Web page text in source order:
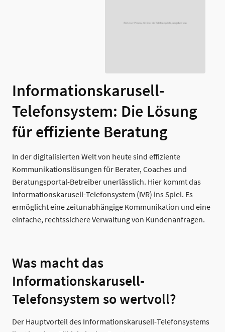
Informationskarusell-
Telefonsystem: Die Lösung
für effiziente Beratung
In der digitalisierten Welt von heute sind effiziente
Kommunikationslösungen für Berater, Coaches und
Beratungsportal-Betreiber unerlässlich. Hier kommt das
Informationskarusell-Telefonsystem (IVR) ins Spiel. Es
ermöglicht eine zeitunabhängige Kommunikation und eine
einfache, rechtssichere Verwaltung von Kundenanfragen.
Was macht das
Informationskarusell-
Telefonsystem so wertvoll?
Der Hauptvorteil des Informationskarusell-Telefonsystems